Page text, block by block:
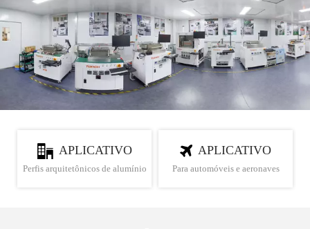
APLICATIVO
Perfis arquitetônicos de alumínio
APLICATIVO
Para automóveis e aeronaves